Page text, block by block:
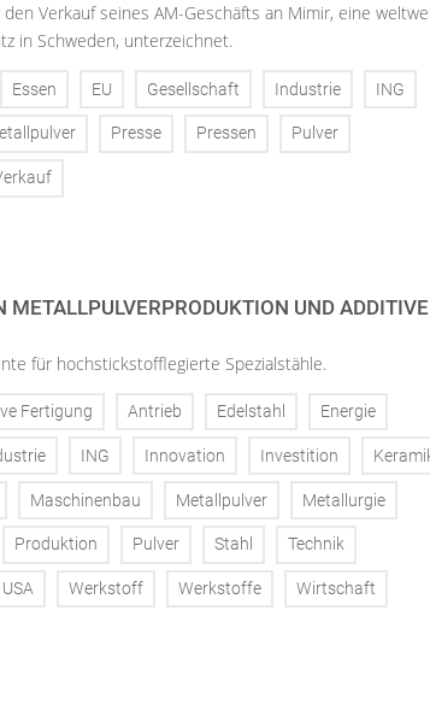
Verkauf seines AM-Geschäfts an Mimir, eine
in Schweden, unterzeichnet.
Essen EU Gesellschaft Industrie ING
Presse Pressen Pulver
METALLPULVERPRODUKTION UND ADDITIVE
für hochstickstofflegierte Spezialstähle.
Fertigung Antrieb Edelstahl Energie
ING Innovation Investition
Maschinenbau Metallpulver Metallurgie
Produktion Pulver Stahl Technik
USA Werkstoff Werkstoffe Wirtschaft